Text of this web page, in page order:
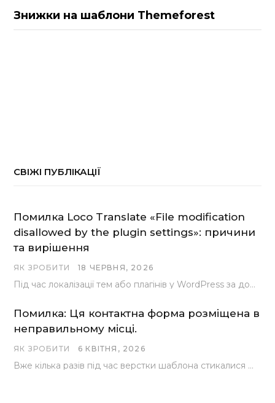
Знижки на шаблони Themeforest
СВІЖІ ПУБЛІКАЦІЇ
Помилка Loco Translate «File modification
disallowed by the plugin settings»: причини
та вирішення
ЯК ЗРОБИТИ 18 ЧЕРВНЯ, 2026
Під час локалізації тем або плагінів у WordPress за допомогою популярного інструменту Loco Translate розробники…
Помилка: Ця контактна форма розміщена в
неправильному місці.
ЯК ЗРОБИТИ 6 КВІТНЯ, 2026
Вже кілька разів під час верстки шаблона стикалися з проблемою, коли замість контактної форми, згенерованої…